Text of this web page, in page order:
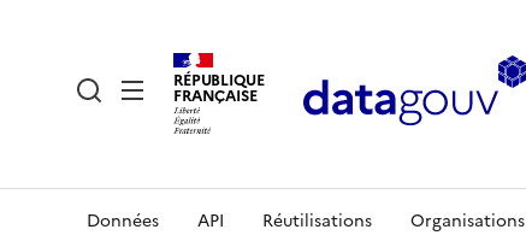
RÉPUBLIQUE
FRANÇAISE
Données API Réutilisations Organisations